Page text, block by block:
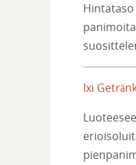
Hintataso
Ixi